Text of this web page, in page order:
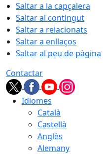
Saltar a la capçalera
Saltar al contingut
Saltar a relacionats
Saltar a enllaços
Saltar al peu de pàgina
Contactar
Idiomes
Català
Castellà
Anglès
Alemany